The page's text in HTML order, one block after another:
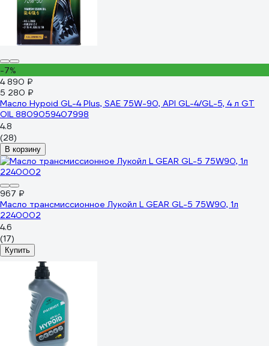
-7%
4 890 ₽
5 280 ₽
Масло Hypoid GL-4 Plus, SAE 75W-90, API GL-4/GL-5, 4 л GT
OIL 8809059407998
4.8
(28)
В корзину
967 ₽
Масло трансмиссионное Лукойл L GEAR GL-5 75W90, 1л
2240002
4.6
(17)
Купить